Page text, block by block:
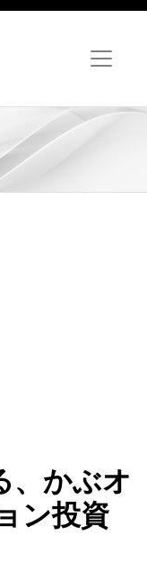
、かぶオ
ン投資